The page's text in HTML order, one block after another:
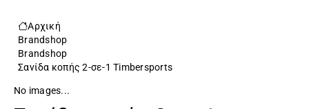
Αρχική
Brandshop
Brandshop
Σανίδα κοπής 2-σε-1 Timbersports
No images...